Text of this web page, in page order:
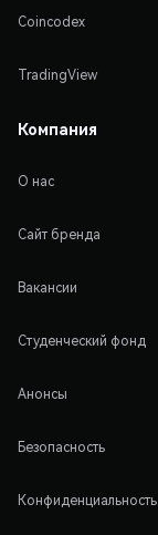
Coincodex
TradingView
Компания
О нас
Сайт бренда
Вакансии
Студенческий фонд
Анонсы
Безопасность
Конфиденциальность